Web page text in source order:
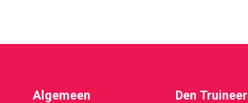
Algemeen Den Truineer